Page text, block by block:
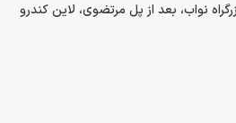
نواب، بعد از پل مرتضوی، لاین کندرو